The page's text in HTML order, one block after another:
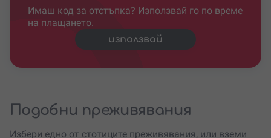
Имаш код за отстъпка? Използвай го по време
на плащането.
използвай
Подобни преживявания
Избери едно от стотиците преживявания, или вземи